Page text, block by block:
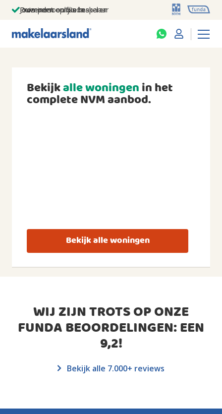
Jouw persoonlijke makelaar
Duizenden euro's besparen
Prominent op funda
Bekijkalle woningenin het
complete NVM aanbod.
Bekijk alle woningen
WIJ ZIJN TROTS OP ONZE
FUNDA BEOORDELINGEN: EEN
9,2!
Bekijk alle 7.000+ reviews